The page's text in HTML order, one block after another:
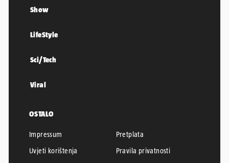
Show
LifeStyle
Sci/Tech
Viral
OSTALO
Impressum
Pretplata
Uvjeti korištenja
Pravila privatnosti